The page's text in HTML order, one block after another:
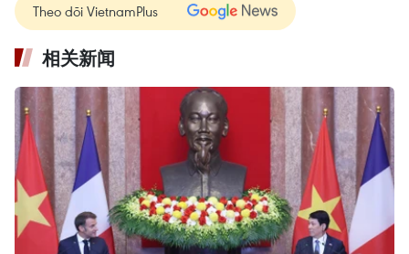
Theo dõi VietnamPlus
相关新闻